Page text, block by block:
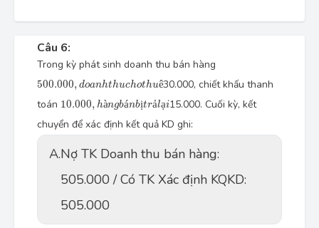
Câu 6:
Trong kỳ phát sinh doanh thu bán hàng
500.000, doanhthuchothuê
500.000 d nh t h h t h ê30.000, chiết khấu thanh
toán 10.000, hàngbánbịtrảlại
10.000 h à gbá n bị rả ại
15.000. Cuối kỳ, kết
chuyển để xác định kết quả KD ghi:
A.Nợ TK Doanh thu bán hàng:
505.000 / Có TK Xác định KQKD:
505.000